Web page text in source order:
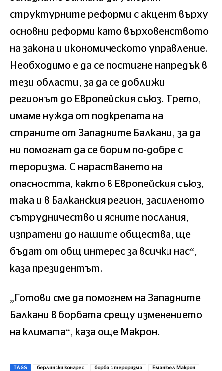
структурните реформи с акцент върху
основни реформи като върховенството
на закона и икономическото управление.
Необходимо е да се постигне напредък в
тези области, за да се доближи
регионът до Европейския съюз. Трето,
имаме нужда от подкрепата на
страните от Западните Балкани, за да
ни помогнат да се борим по-добре с
тероризма. С нарастването на
опасността, както в Европейския съюз,
така и в Балканския регион, засиленото
сътрудничество и ясните послания,
изпратени до нашите общества, ще
бъдат от общ интерес за всички нас“,
каза президентът.
„Готови сме да помогнем на Западните
Балкани в борбата срещу изменението
на климата“, каза още Макрон.
TAGS берлински конгрес борба с тероризма Еманюел Макрон